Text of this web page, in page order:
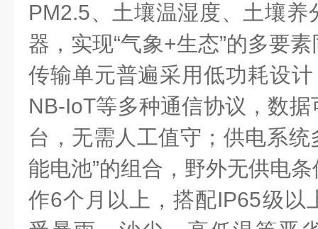
PM2.5、土壤温湿度、土壤养
器，实现“气象+生态”的多要
传输单元普遍采用低功耗设
NB-IoT等多种通信协议，数
台，无需人工值守；供电系统
能电池”的组合，野外无供电
作6个月以上，搭配IP65级以